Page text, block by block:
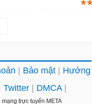
Bảo mật
Hướng
Twitter DMCA
trực tuyến META